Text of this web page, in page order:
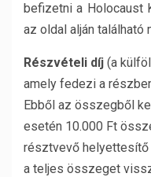
befizetni a Holocaust
az oldal alján található
Részvételi díj (a
amely fedezi a
Ebből az összegből
esetén 10.000 Ft
résztvevő
a teljes összeget